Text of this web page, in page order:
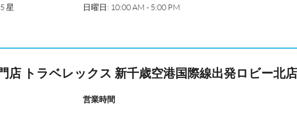
星
日曜日: 10:00 AM - 5:00 PM
店 トラベレックス 新千歳空港国際線出発ロビー北店
営業時間